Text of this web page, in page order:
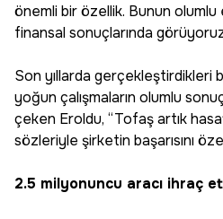
önemli bir özellik. Bunun
finansal sonuçlarında
Son yıllarda gerçekleştirdikleri
yoğun çalışmaların olumlu
çeken Eroldu, “Tofaş artık
sözleriyle şirketin başarısını
2.5 milyonuncu aracı ihraç